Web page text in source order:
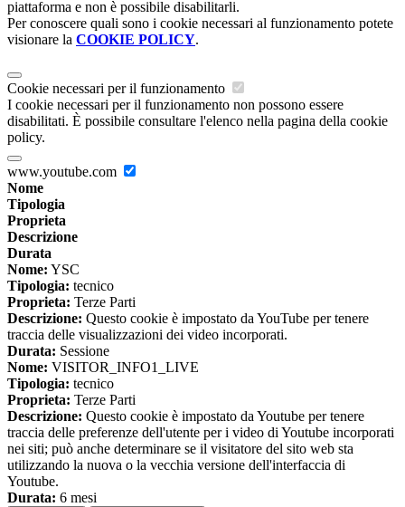
piattaforma e non è possibile disabilitarli.
Per conoscere quali sono i cookie necessari al funzionamento potete
visionare la COOKIE POLICY.
Cookie necessari per il funzionamento
I cookie necessari per il funzionamento non possono essere
disabilitati. È possibile consultare l'elenco nella pagina della cookie
policy.
www.youtube.com
Nome
Tipologia
Proprieta
Descrizione
Durata
Nome: YSC
Tipologia: tecnico
Proprieta: Terze Parti
Descrizione: Questo cookie è impostato da YouTube per tenere
traccia delle visualizzazioni dei video incorporati.
Durata: Sessione
Nome: VISITOR_INFO1_LIVE
Tipologia: tecnico
Proprieta: Terze Parti
Descrizione: Questo cookie è impostato da Youtube per tenere
traccia delle preferenze dell'utente per i video di Youtube incorporati
nei siti; può anche determinare se il visitatore del sito web sta
utilizzando la nuova o la vecchia versione dell'interfaccia di
Youtube.
Durata: 6 mesi